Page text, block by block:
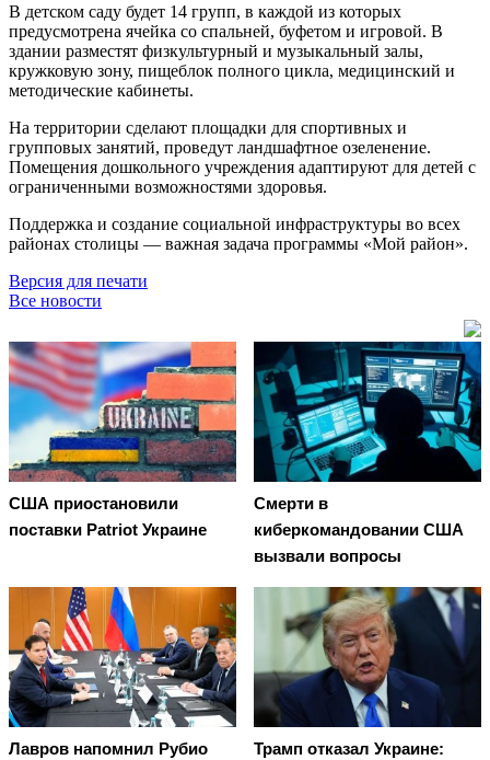
В детском саду будет 14 групп, в каждой из которых
предусмотрена ячейка со спальней, буфетом и игровой. В
здании разместят физкультурный и музыкальный залы,
кружковую зону, пищеблок полного цикла, медицинский и
методические кабинеты.
На территории сделают площадки для спортивных и
групповых занятий, проведут ландшафтное озеленение.
Помещения дошкольного учреждения адаптируют для детей с
ограниченными возможностями здоровья.
Поддержка и создание социальной инфраструктуры во всех
районах столицы — важная задача программы «Мой район».
Версия для печати
Все новости
США приостановили
поставки Patriot Украине
Смерти в
киберкомандовании США
вызвали вопросы
Лавров напомнил Рубио
Трамп отказал Украине: